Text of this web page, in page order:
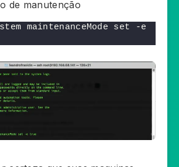
de manutenção